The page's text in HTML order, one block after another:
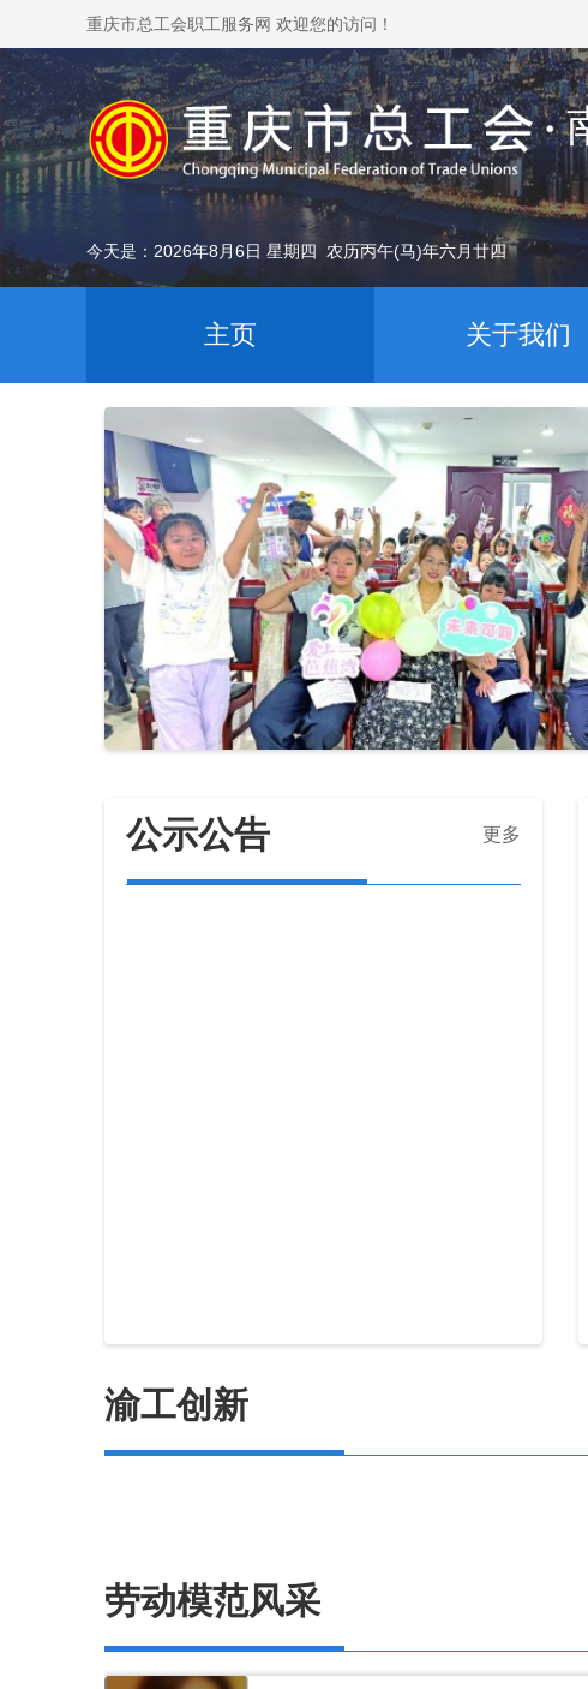
重庆市总工会职工服务网 欢迎您的访问！
今天是：2026年8月6日 星期四 农历丙午(马)年六月廿四
主页 关于我们
公示公告 更多
渝工创新
劳动模范风采